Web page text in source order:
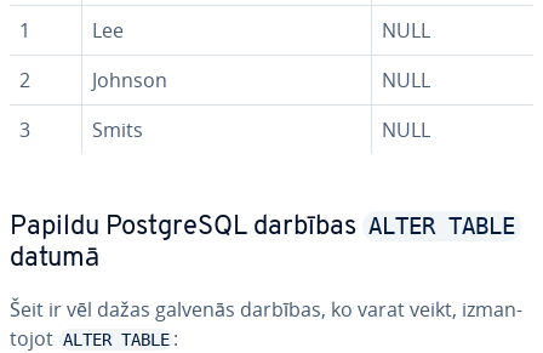
1 Lee
NULL
2
Johnson
NULL
3
Smits NULL
Papildu PostgreSQL darbības ALTER TABLE
datumā
Šeit ir vēl dažas galvenās darbības, ko varat veikt, iz­man­
to­jot ALTER TABLE :